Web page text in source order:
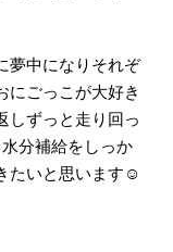
夢中になりそれぞ
にごっこが大好き
しずっと走り回っ
分補給をしっか
たいと思います☺